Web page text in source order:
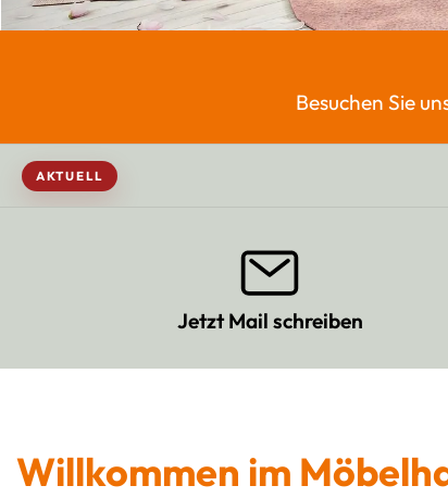
Besuchen Sie
AKTUELL
Jetzt Mail schreiben
Willkommen im